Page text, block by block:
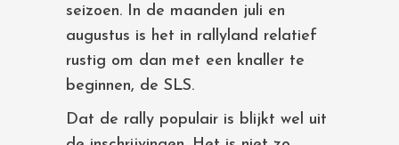
seizoen. In de maanden juli en
augustus is het in rallyland relatief
rustig om dan met een knaller te
beginnen, de SLS.
Dat de rally populair is blijkt wel uit